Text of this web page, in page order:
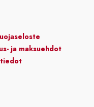
ja maksuehdot